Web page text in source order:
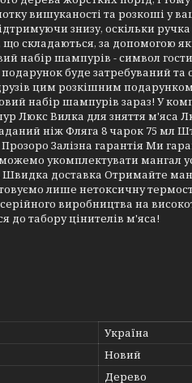
вишуканості та розкоші у
знизу, оскільки
що складаються, за допомогою
набір шампурів - символ
буде затребуваний та
цим розкішним подарунком,
набір шампурів зараз! У
Люкс Вилка для зняття м'яса
ніж Фляга 8 чарок 75 мл
Залізна гарантія Ми
укомплектувати мангал
доставка Отримайте
лише нетоксичну
виробництва на
до табору цінителів м'яса!
Україна
Новий
Дерево